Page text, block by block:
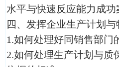
水平与快速反应能力成功
四、发挥企业生产计划
1.如何处理好同销售部
2.如何处理生产计划与质